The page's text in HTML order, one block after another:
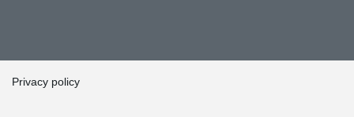
Privacy policy